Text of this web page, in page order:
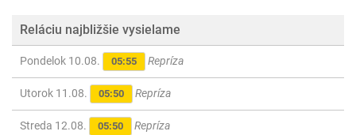
Reláciu najbližšie vysielame
Pondelok 10.08. 05:55 Repríza
Utorok 11.08. 05:50 Repríza
Streda 12.08. 05:50 Repríza